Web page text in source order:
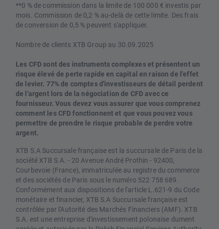
**0 % de commission dans la limite de 100 000 € investis par
mois. Commission de 0,2 % au-delà de cette limite. Des frais
de conversion de 0,5 % peuvent s'appliquer.
Nombre de clients XTB Group au 30.09.2025
Les CFD sont des instruments complexes et présentent un
risque élevé de perte rapide en capital en raison de l'effet
de levier. 77% de comptes d'investisseurs de détail perdent
de l'argent lors de la négociation de CFD avec ce
fournisseur. Vous devez vous assurer que vous comprenez
comment les CFD fonctionnent et que vous pouvez vous
permettre de prendre le risque probable de perdre votre
argent.
XTB S.A Succursale française est la succursale de Paris de la
société XTB S.A. - 20 Avenue André Prothin - 92400,
Courbevoie (France), immatriculée au registre du commerce
et des sociétés de Paris sous le numéro 522 758 689.
Conformément aux dispositions de l'article L.621-9 du Code
monétaire et financier, XTB S.A Succursale française est
contrôlée par l'Autorité des Marchés Financiers (AMF). XTB
S.A. est une entreprise d'investissement polonaise dument